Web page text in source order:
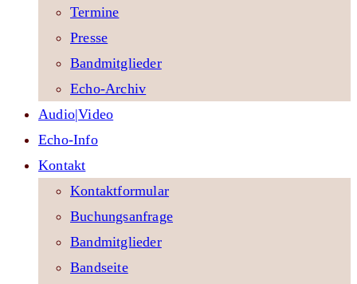
Termine
Presse
Bandmitglieder
Echo-Archiv
Audio|Video
Echo-Info
Kontakt
Kontaktformular
Buchungsanfrage
Bandmitglieder
Bandseite